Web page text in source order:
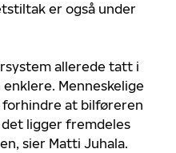
er også under
allerede tatt i
Menneskelige
at bilføreren
det ligger fremdeles
sier Matti Juhala.